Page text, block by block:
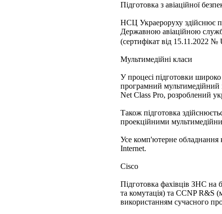
Підготовка з авіаційної
НСЦ Украероруху здійснює
Державною авіаційною
(сертифікат від 15.11.2022
Мультимедійні класи
У процесі підготовки
програмний
Net Class Pro, розроблений
Також підготовка
проекційними
Усе комп'ютерне обладнання
Internet.
Cisco
Підготовка фахівців ЗНС на
та комутація) та CCNP R&S
використанням сучасного